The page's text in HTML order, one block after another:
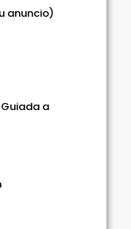
anuncio)
a